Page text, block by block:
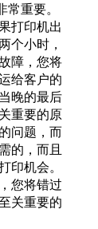
重要。
打印机出
个小时，
障，您将
给客户的
晚的最后
重要的原
问题，而
的，而且
印机会。
您将错过
关重要的